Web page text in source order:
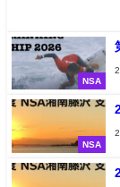
NSA
NSA